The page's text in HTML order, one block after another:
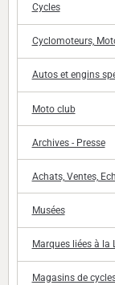
Cycles
Cyclomoteurs,
Autos et engins
Moto club
Archives - Presse
Achats, Ventes,
Musées
Marques liées à la
Magasins de